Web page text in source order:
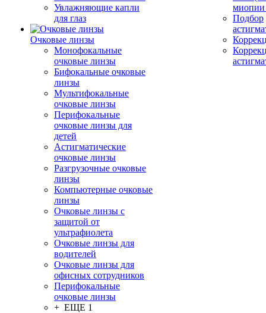
Увлажняющие капли
для глаз
Очковые линзы
Монофокальные
очковые линзы
Бифокальные очковые
линзы
Мультифокальные
очковые линзы
Перифокальные
очковые линзы для
детей
Астигматические
очковые линзы
Разгрузочные очковые
линзы
Компьютерные очковые
линзы
Очковые линзы с
защитой от
ультрафиолета
Очковые линзы для
водителей
Очковые линзы для
офисных сотрудников
Перифокальные
очковые линзы
+ ЕЩЕ 1
миопии
Подбор